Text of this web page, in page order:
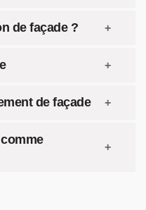
de façade ?
de façade